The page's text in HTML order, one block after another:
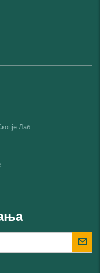
Лаб